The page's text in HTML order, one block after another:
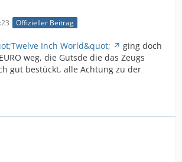
Offizieller Beitrag
Inch World&quot;
ging doch
weg, die Gutsde die das Zeugs
gut bestückt, alle Achtung zu der